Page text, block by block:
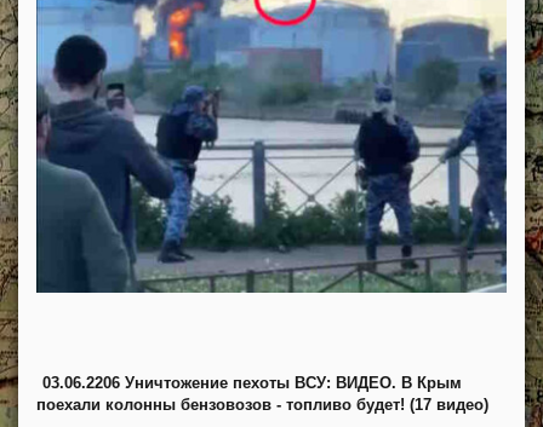
03.06.2206 Уничтожение пехоты ВСУ: ВИДЕО. В Крым
поехали колонны бензовозов - топливо будет! (17 видео)